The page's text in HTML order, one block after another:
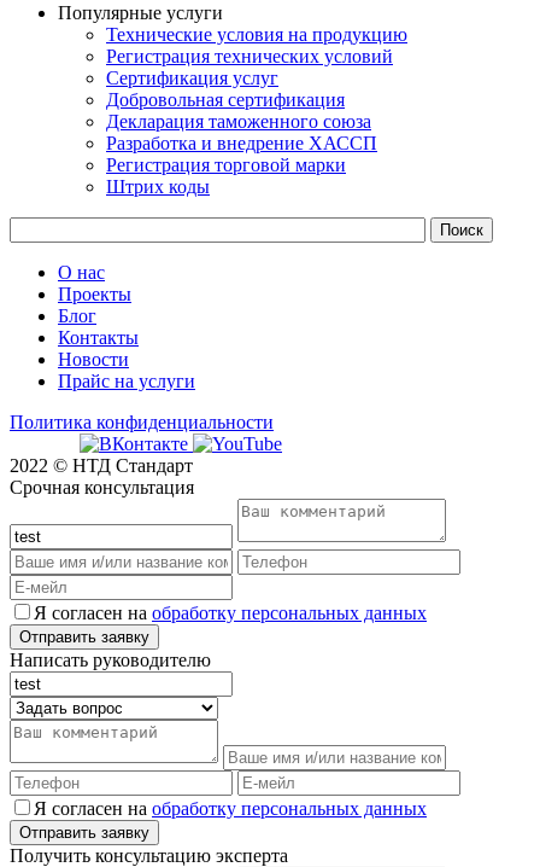
Популярные услуги
Технические условия на продукцию
Регистрация технических условий
Сертификация услуг
Добровольная сертификация
Декларация таможенного союза
Разработка и внедрение ХАССП
Регистрация торговой марки
Штрих коды
О нас
Проекты
Блог
Контакты
Новости
Прайс на услуги
Политика конфиденциальности
2022 © НТД Стандарт
Срочная консультация
Я согласен на обработку персональных данных
Написать руководителю
Я согласен на обработку персональных данных
Получить консультацию эксперта